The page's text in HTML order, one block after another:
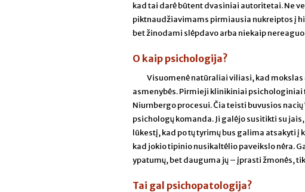
kad tai darė būtent dvasiniai autoritetai. Ne
piktnaudžiavimams pirmiausia nukreiptos į
bet žinodami slėpdavo arba niekaip
O kaip psichologija?
Visuomenė natūraliai viliasi, kad
asmenybės. Pirmieji klinikiniai
Niurnbergo procesui. Čia teisti buvusios
psichologų komanda. Ji galėjo susitikti su
lūkestį, kad po tų tyrimų bus galima atsakyti į
kad jokio tipinio nusikaltėlio paveikslo nėra.
ypatumų, bet dauguma jų – įprasti žmonės,
Tai gal psichopatologija?